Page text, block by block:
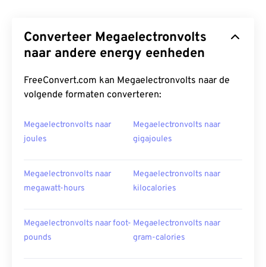
Converteer Megaelectronvolts
naar andere energy eenheden
FreeConvert.com kan Megaelectronvolts naar de
volgende formaten converteren:
Megaelectronvolts naar
joules
Megaelectronvolts naar
gigajoules
Megaelectronvolts naar
megawatt-hours
Megaelectronvolts naar
kilocalories
Megaelectronvolts naar foot-
pounds
Megaelectronvolts naar
gram-calories